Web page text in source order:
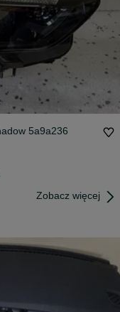
5a9a236
Zobacz więcej